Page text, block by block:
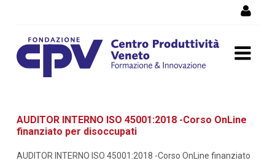
formazione
AUDITOR INTERNO ISO 45001:2018 -Corso OnLine
finanziato per disoccupati
AUDITOR INTERNO ISO 45001:2018 -Corso OnLine finanziato